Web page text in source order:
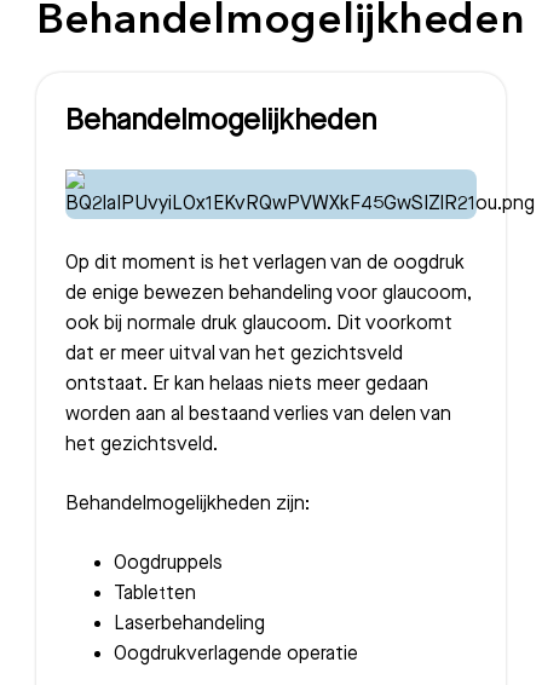
Meest gezocht:
Behandelmogelijkheden
Behandelmogelijkheden
Op dit moment is het verlagen van de oogdruk
de enige bewezen behandeling voor glaucoom,
ook bij normale druk glaucoom. Dit voorkomt
dat er meer uitval van het gezichtsveld
ontstaat. Er kan helaas niets meer gedaan
worden aan al bestaand verlies van delen van
het gezichtsveld.
Behandelmogelijkheden zijn:
Oogdruppels
Tabletten
Laserbehandeling
Oogdrukverlagende operatie